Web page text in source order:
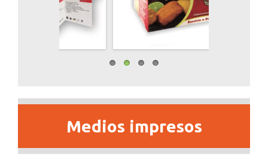
Carousel Free Version
Medios impresos